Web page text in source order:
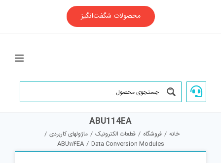
محصولات شگفت‌انگیز
ABU114EA
خانه / فروشگاه / قطعات الکترونیک / ماژولهای کاربردی /
Data Conversion Modules
/
ABU114EA